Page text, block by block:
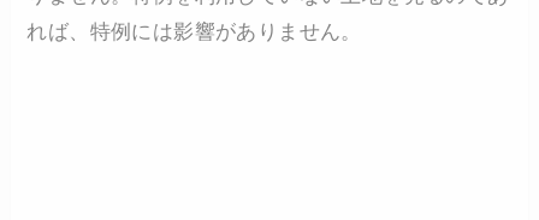
れば、特例には影響がありません。